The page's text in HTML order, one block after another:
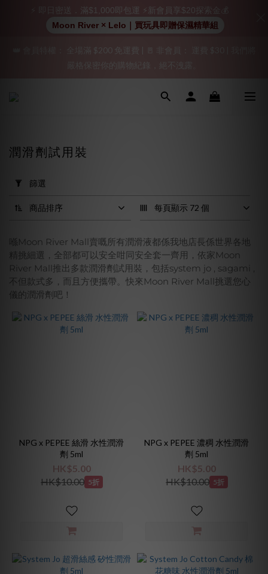
加入會員即享$20購物金  訂單商品好評再享$15購物金
「保密出貨」（無店鋪資訊、一般紙箱）、隱私保護、加密付款、
用
選
價格
(HK$)
潤滑劑試用裝
篩選
商品排序 每頁顯示 72 個
喺Moon River Mall賣嘅所有潤滑液都係我地店長係世界各地
精挑細選，全部都可以安全咁同安全套一齊用，依家Moon
River Mall推出多款潤滑劑試用裝，包括system jo , sagami ,
不但款式多，而且方便攜帶。快來Moon River Mall挑選您心
儀的潤滑劑吧！
NPG x PEPEE 絲滑 水性潤滑
劑 5ml
HK$5.00
HK$10.00 5折
NPG x PEPEE 濃稠 水性潤滑
劑 5ml
HK$5.00
HK$10.00 5折
⚡ 即日密送．滿$1,000即包運 ⚡新會員享$20探索金💰
Moon River × Lelo｜買玩具即贈保濕精華組